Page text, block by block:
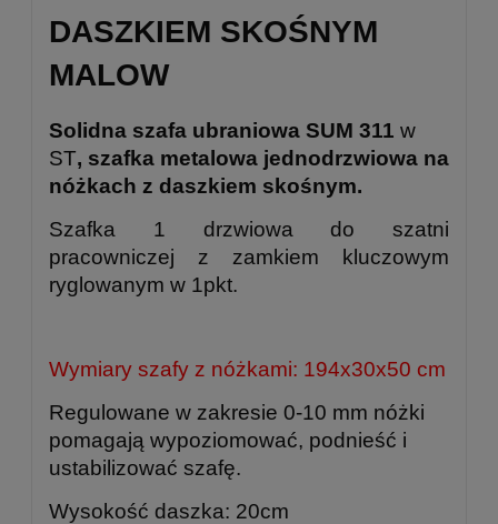
DASZKIEM SKOŚNYM
MALOW
Solidna szafa ubraniowa SUM 311 w
ST, szafka metalowa jednodrzwiowa na
nóżkach z daszkiem skośnym.
Szafka 1 drzwiowa do szatni
pracowniczej z zamkiem kluczowym
ryglowanym w 1pkt.
Wymiary szafy z nóżkami: 194x30x50 cm
Regulowane w zakresie 0-10 mm nóżki
pomagają wypoziomować, podnieść i
ustabilizować szafę.
Wysokość daszka: 20cm